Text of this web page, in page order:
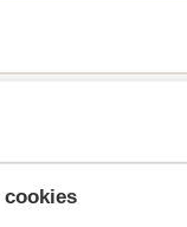
cookies